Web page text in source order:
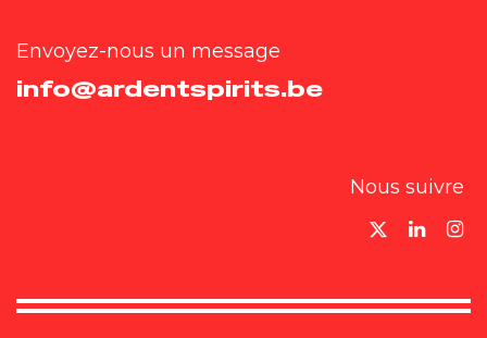
Envoyez-nous un message
info@ardentspirits.be
Nous suivre